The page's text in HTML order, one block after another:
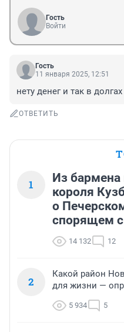
Гость
Войти
Гость
11 января 2025, 12:51
нету денег и так в долгах
ОТВЕТИТЬ
1
Из бармена
короля
о
спорящем с
14 132 12
2
Какой район
для жизни —
5 934 5